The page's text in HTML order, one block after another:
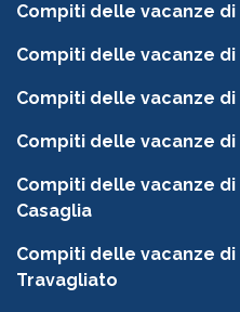
Compiti delle vacanze
Compiti delle vacanze
Compiti delle vacanze
Compiti delle vacanze
Compiti delle vacanze
Casaglia
Compiti delle vacanze di
Travagliato